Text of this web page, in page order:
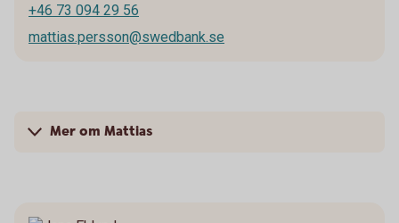
+46 73 094 29 56
mattias.persson@swedbank.se
Mer om Mattias